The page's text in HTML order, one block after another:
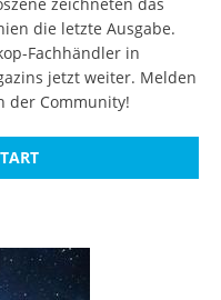
die letzte Ausgabe.
Fachhändler in
jetzt weiter. Melden
der Community!